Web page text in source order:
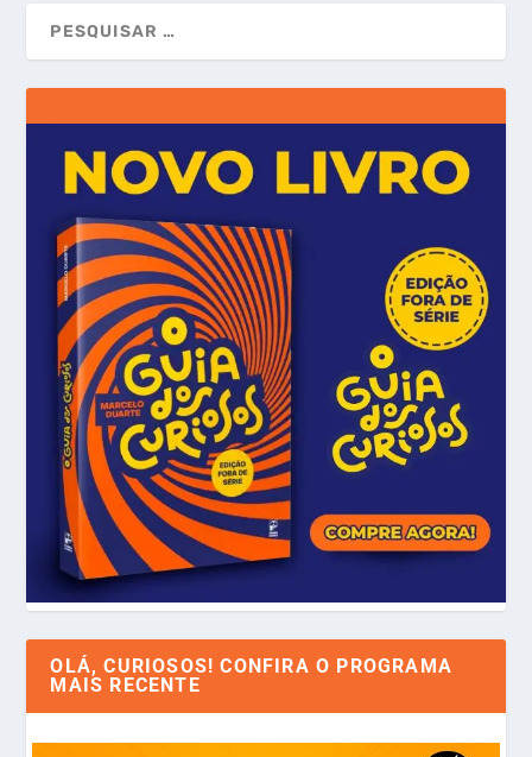
OLÁ, CURIOSOS! CONFIRA O PROGRAMA
MAIS RECENTE